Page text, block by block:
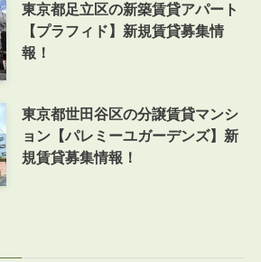
東京都足立区の新築賃貸アパート
【プラフィド】新規賃貸募集情
報！
東京都世田谷区の分譲賃貸マンシ
ョン【パレミーユガーデンズ】新
規賃貸募集情報！